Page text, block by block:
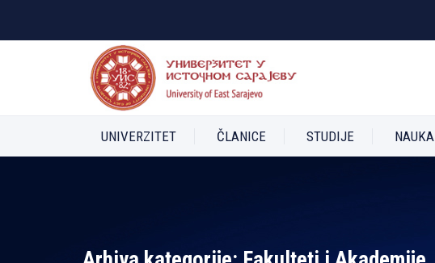
UNIVERZITET ČLANICE STUDIJE NAUKA